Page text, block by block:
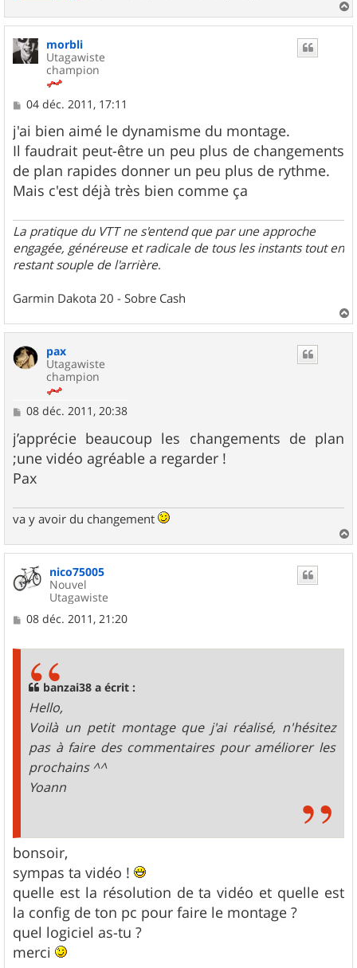
a
u
morbli
Utagawiste
champion
M
s
s
a
g
e
04 déc. 2011, 17:11
j'ai bien aimé le dynamisme du montage.
Il faudrait peut-être un peu plus de changements
de plan rapides donner un peu plus de rythme.
Mais c'est déjà très bien comme ça
La pratique du VTT ne s'entend que par une approche
engagée, généreuse et radicale de tous les instants tout en
restant souple de l'arrière.
Garmin Dakota 20 - Sobre Cash
a
pax
Utagawiste
champion
M
s
s
a
g
e
08 déc. 2011, 20:38
j’apprécie beaucoup les changements de plan
;une vidéo agréable a regarder !
Pax
va y avoir du changement
a
nico75005
Nouvel
Utagawiste
M
08 déc. 2011, 21:20
banzai38 a écrit :
Hello,
Voilà un petit montage que j'ai réalisé, n'hésitez
pas à faire des commentaires pour améliorer les
prochains ^^
Yoann
bonsoir,
sympas ta vidéo !
quelle est la résolution de ta vidéo et quelle est
la config de ton pc pour faire le montage ?
quel logiciel as-tu ?
merci